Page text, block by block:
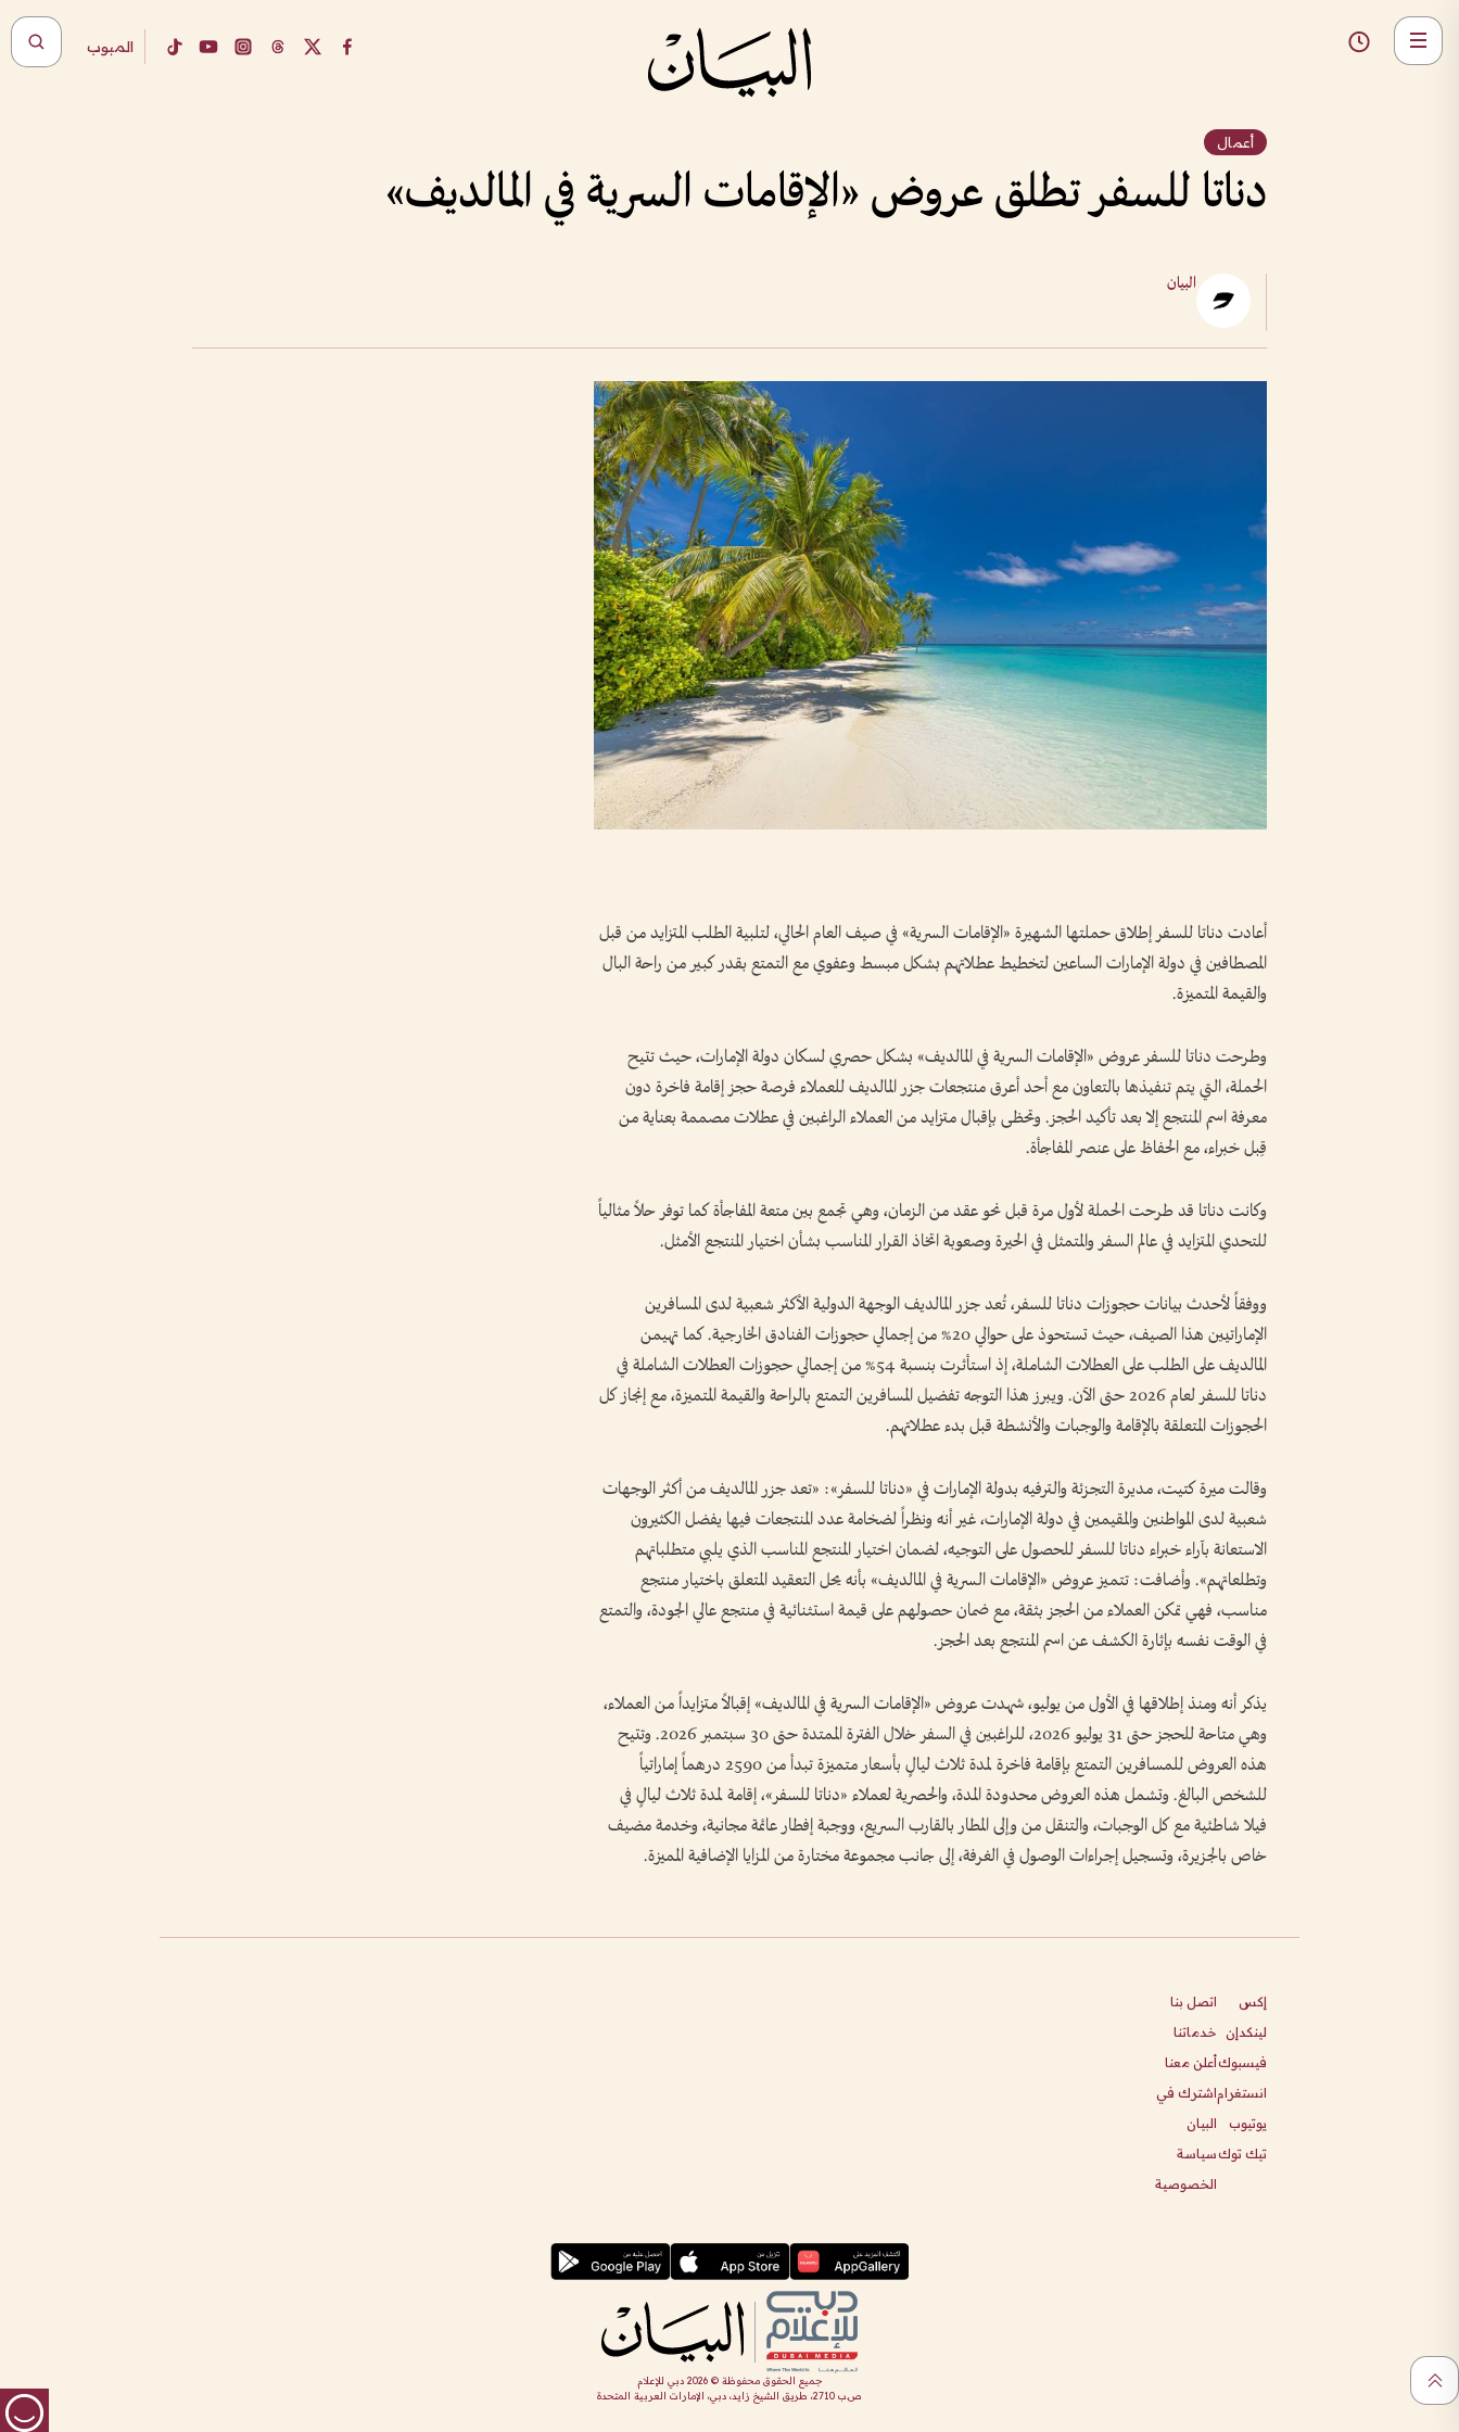
المبوب
أعمال
دناتا للسفر تطلق عروض «الإقامات السرية في المالديف»
البيان
أعادت دناتا للسفر إطلاق حملتها الشهيرة «الإقامات السرية» في صيف العام الحالي، لتلبية الطلب المتزايد من قبل
المصطافين في دولة الإمارات الساعين لتخطيط عطلاتهم بشكل مبسط وعفوي مع التمتع بقدر كبير من راحة البال
والقيمة المتميزة.
وطرحت دناتا للسفر عروض «الإقامات السرية في المالديف» بشكل حصري لسكان دولة الإمارات، حيث تتيح
الحملة، التي يتم تنفيذها بالتعاون مع أحد أعرق منتجعات جزر المالديف للعملاء فرصة حجز إقامة فاخرة دون
معرفة اسم المنتجع إلا بعد تأكيد الحجز. وتحظى بإقبال متزايد من العملاء الراغبين في عطلات مصممة بعناية من
قِبل خبراء، مع الحفاظ على عنصر المفاجأة.
وكانت دناتا قد طرحت الحملة لأول مرة قبل نحو عقد من الزمان، وهي تجمع بين متعة المفاجأة كما توفر حلاً مثالياً
للتحدي المتزايد في عالم السفر والمتمثل في الحيرة وصعوبة اتخاذ القرار المناسب بشأن اختيار المنتجع الأمثل.
ووفقاً لأحدث بيانات حجوزات دناتا للسفر، تُعد جزر المالديف الوجهة الدولية الأكثر شعبية لدى المسافرين
الإماراتيين هذا الصيف، حيث تستحوذ على حوالي 20% من إجمالي حجوزات الفنادق الخارجية. كما تهيمن
المالديف على الطلب على العطلات الشاملة، إذ استأثرت بنسبة 54% من إجمالي حجوزات العطلات الشاملة في
دناتا للسفر لعام 2026 حتى الآن. ويبرز هذا التوجه تفضيل المسافرين التمتع بالراحة والقيمة المتميزة، مع إنجاز كل
الحجوزات المتعلقة بالإقامة والوجبات والأنشطة قبل بدء عطلاتهم.
وقالت ميرة كتيت، مديرة التجزئة والترفيه بدولة الإمارات في «دناتا للسفر»: «تعد جزر المالديف من أكثر الوجهات
شعبية لدى المواطنين والمقيمين في دولة الإمارات، غير أنه ونظراً لضخامة عدد المنتجعات فيها يفضل الكثيرون
الاستعانة بآراء خبراء دناتا للسفر للحصول على التوجيه، لضمان اختيار المنتجع المناسب الذي يلبي متطلباتهم
وتطلعاتهم». وأضافت: تتميز عروض «الإقامات السرية في المالديف» بأنه يحل التعقيد المتعلق باختيار منتجع
مناسب، فهي تمكن العملاء من الحجز بثقة، مع ضمان حصولهم على قيمة استثنائية في منتجع عالي الجودة، والتمتع
في الوقت نفسه بإثارة الكشف عن اسم المنتجع بعد الحجز.
يذكر أنه ومنذ إطلاقها في الأول من يوليو، شهدت عروض «الإقامات السرية في المالديف» إقبالاً متزايداً من العملاء،
وهي متاحة للحجز حتى 31 يوليو 2026، للراغبين في السفر خلال الفترة الممتدة حتى 30 سبتمبر 2026. وتتيح
هذه العروض للمسافرين التمتع بإقامة فاخرة لمدة ثلاث ليالٍ بأسعار متميزة تبدأ من 2590 درهماً إماراتياً
للشخص البالغ. وتشمل هذه العروض محدودة المدة، والحصرية لعملاء «دناتا للسفر»، إقامة لمدة ثلاث ليالٍ في
فيلا شاطئية مع كل الوجبات، والتنقل من وإلى المطار بالقارب السريع، ووجبة إفطار عائمة مجانية، وخدمة مضيف
خاص بالجزيرة، وتسجيل إجراءات الوصول في الغرفة، إلى جانب مجموعة مختارة من المزايا الإضافية المميزة.
إكس
لينكدإن
فيسبوك
انستغرام
يوتيوب
تيك توك
اتصل بنا
خدماتنا
أعلن معنا
اشترك في
البيان
سياسة
الخصوصية
جميع الحقوق محفوظة ©2026 دبي للإعلام
ص.ب 2710، طريق الشيخ زايد، دبي، الإمارات العربية المتحدة